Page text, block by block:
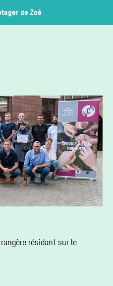
de Zoé
résidant sur le